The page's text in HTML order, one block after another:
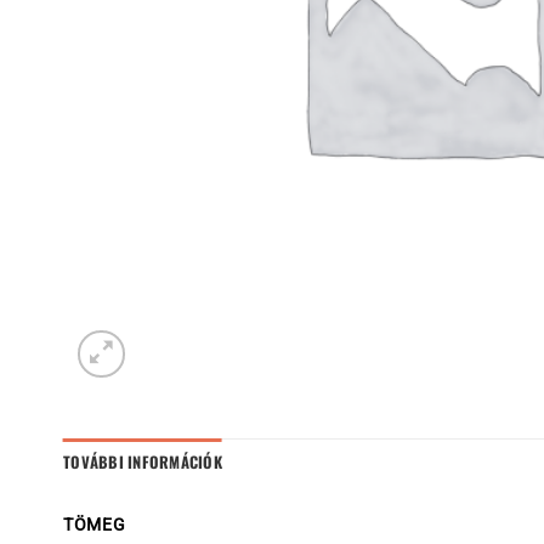
TOVÁBBI INFORMÁCIÓK
TÖMEG